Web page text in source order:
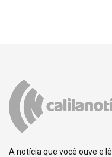
A notícia que você ouve e lê.